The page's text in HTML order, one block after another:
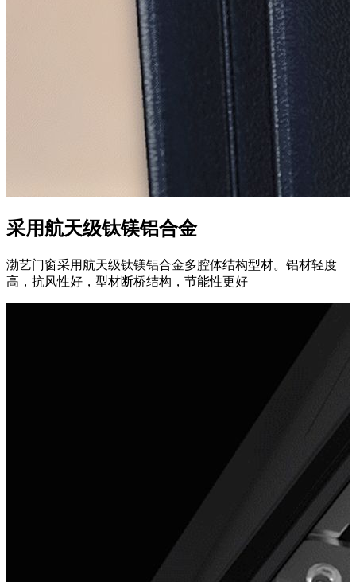
采用航天级钛镁铝合金
渤艺门窗采用航天级钛镁铝合金多腔体结构型材。铝材轻度
高，抗风性好，型材断桥结构，节能性更好